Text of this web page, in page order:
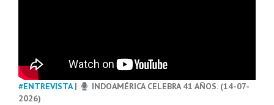
#ENTREVISTA|
INDOAMÉRICA CELEBRA 41 AÑOS. (14-07-
2026)